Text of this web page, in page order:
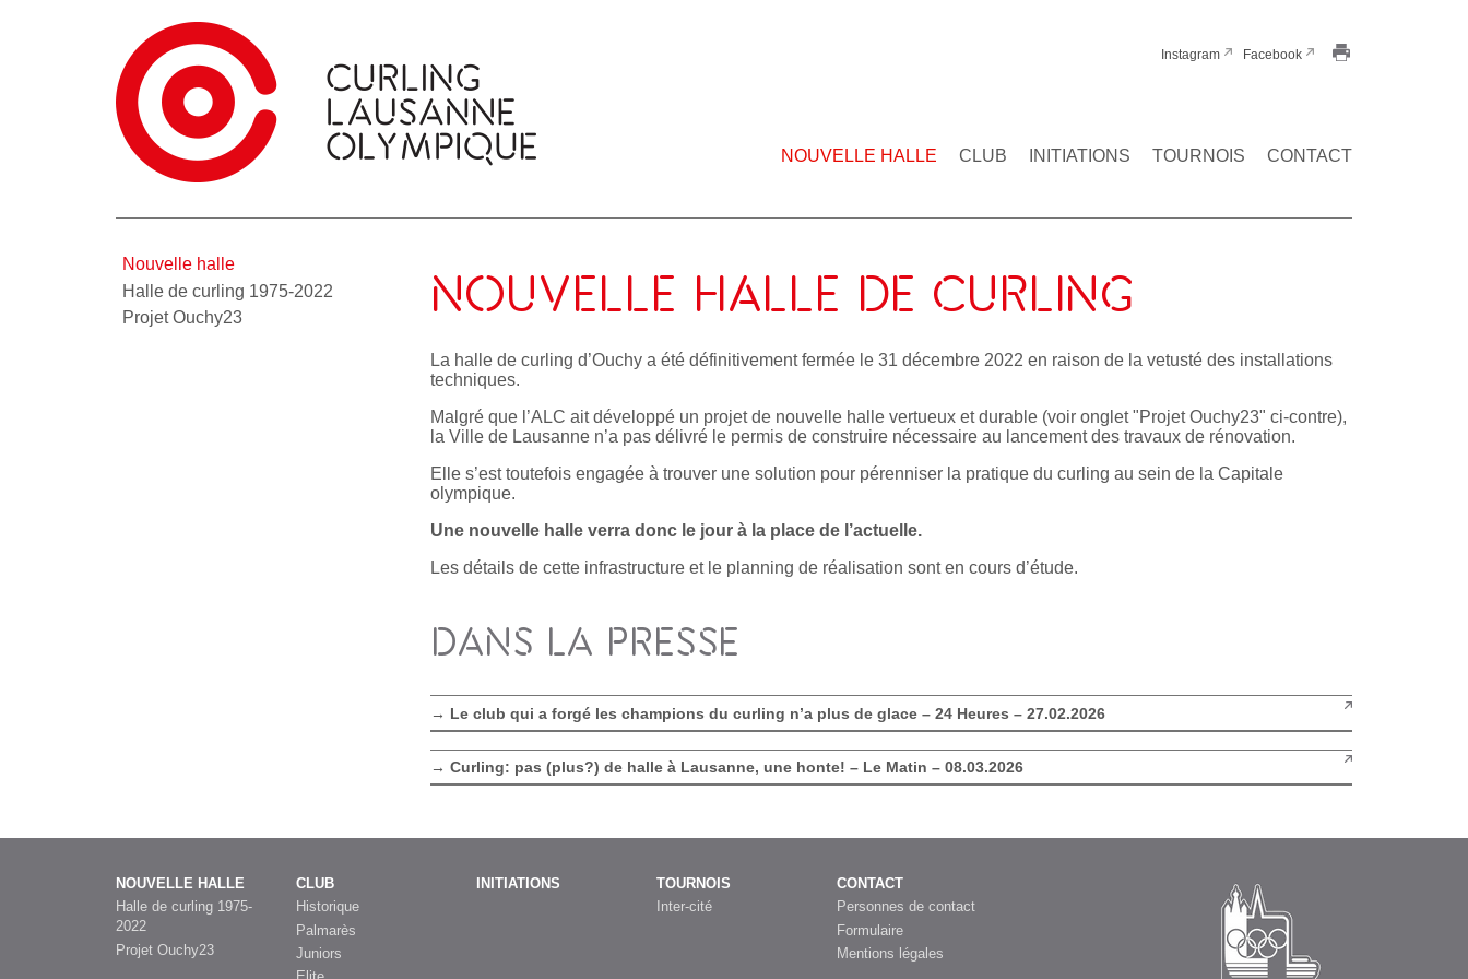
Instagram Facebook
NOUVELLE HALLE CLUB INITIATIONS TOURNOIS CONTACT
Nouvelle halle
Halle de curling 1975-2022
Projet Ouchy23
NOUVELLE HALLE DE CURLING
La halle de curling d’Ouchy a été définitivement fermée le 31 décembre 2022 en raison de la vetusté des installations
techniques.
Malgré que l’ALC ait développé un projet de nouvelle halle vertueux et durable (voir onglet "Projet Ouchy23" ci-contre),
la Ville de Lausanne n’a pas délivré le permis de construire nécessaire au lancement des travaux de rénovation.
Elle s’est toutefois engagée à trouver une solution pour pérenniser la pratique du curling au sein de la Capitale
olympique.
Une nouvelle halle verra donc le jour à la place de l’actuelle.
Les détails de cette infrastructure et le planning de réalisation sont en cours d’étude.
DANS LA PRESSE
Le club qui a forgé les champions du curling n’a plus de glace – 24 Heures – 27.02.2026
Curling: pas (plus?) de halle à Lausanne, une honte! – Le Matin – 08.03.2026
NOUVELLE HALLE
Halle de curling 1975-
2022
Projet Ouchy23
CLUB
Historique
Palmarès
Juniors
INITIATIONS
TOURNOIS
Inter-cité
CONTACT
Personnes de contact
Formulaire
Mentions légales